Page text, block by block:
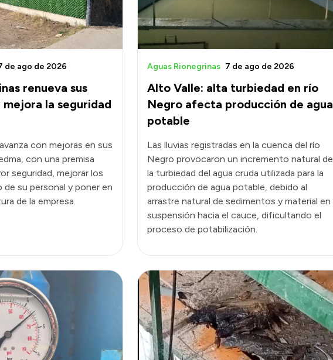
renueva sus
la seguridad
de ago de 2026
con mejoras en sus
con una premisa
seguridad, mejorar los
su personal y poner en
de la empresa.
Alto Valle: alta turbiedad en río
Negro afecta producción de agua
potable
Aguas Rionegrinas 7 de ago de 2026
Las lluvias registradas en la cuenca del río
Negro provocaron un incremento natural de
la turbiedad del agua cruda utilizada para la
producción de agua potable, debido al
arrastre natural de sedimentos y material en
suspensión hacia el cauce, dificultando el
proceso de potabilización.